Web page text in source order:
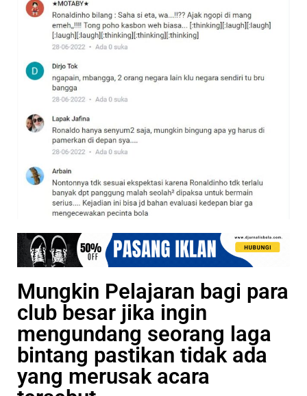
Mungkin Pelajaran bagi para
club besar jika ingin
mengundang seorang laga
bintang pastikan tidak ada
yang merusak acara